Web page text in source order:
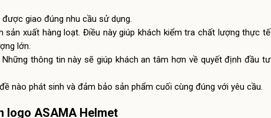
giao đúng nhu cầu sử dụng.
xuất hàng loạt. Điều này giúp khách kiểm tra chất lượng thực tế
lớn.
thông tin này sẽ giúp khách an tâm hơn về quyết định đầu tư
nào phát sinh và đảm bảo sản phẩm cuối cùng đúng với yêu cầu.
logo ASAMA Helmet